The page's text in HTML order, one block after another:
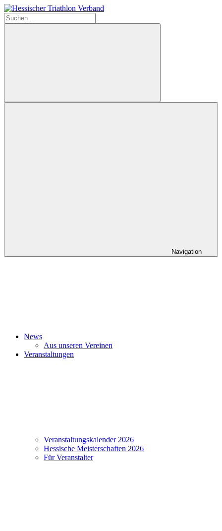
Zum
Inhalt
springen
Hessischer
Suchen
nach:
Suchen
Navigation
News
Aus unseren Vereinen
Veranstaltungen
Veranstaltungskalender 2026
Hessische Meisterschaften 2026
Für Veranstalter